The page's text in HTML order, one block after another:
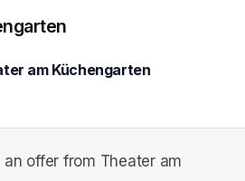
am Küchengarten
offer from Theater am